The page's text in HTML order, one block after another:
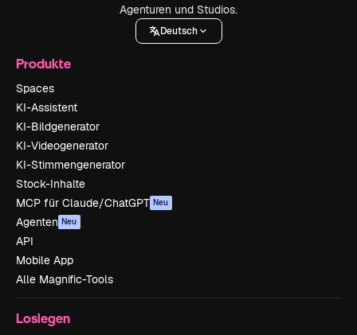
Agenturen und Studios.
Deutsch
Produkte
Spaces
KI-Assistent
KI-Bildgenerator
KI-Videogenerator
KI-Stimmengenerator
Stock-Inhalte
MCP für Claude/ChatGPT Neu
Agenten Neu
API
Mobile App
Alle Magnific-Tools
Loslegen